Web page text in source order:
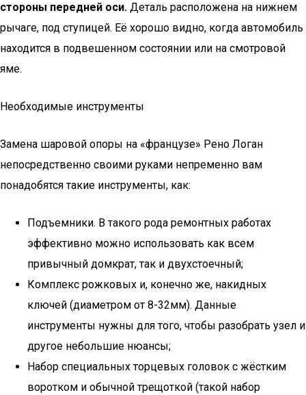
стороны передней оси. Деталь расположена на нижнем
рычаге, под ступицей. Её хорошо видно, когда автомобиль
находится в подвешенном состоянии или на смотровой
яме.
Необходимые инструменты
Замена шаровой опоры на «французе» Рено Логан
непосредственно своими руками непременно вам
понадобятся такие инструменты, как:
Подъемники. В такого рода ремонтных работах
эффективно можно использовать как всем
привычный домкрат, так и двухстоечный;
Комплекс рожковых и, конечно же, накидных
ключей (диаметром от 8-32мм). Данные
инструменты нужны для того, чтобы разобрать узел и
другое небольшие нюансы;
Набор специальных торцевых головок с жёстким
воротком и обычной трещоткой (такой набор